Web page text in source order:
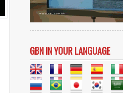
GBN IN YOUR LANGUAGE